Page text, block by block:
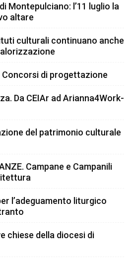
Montepulciano: l’11 luglio la
altare
culturali continuano anche
Concorsi di progettazione
Da CEIAr ad Arianna4Work-
del patrimonio culturale
Campane e Campanili
l’adeguamento liturgico
chiese della diocesi di